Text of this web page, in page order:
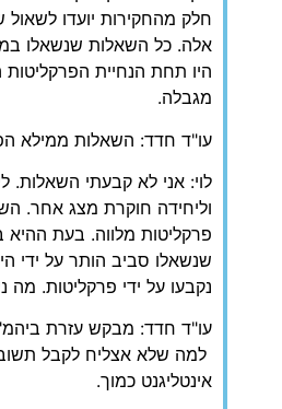
חלק מהחקירות יועדו
אלה. כל השאלות שנשאלו
היו תחת הנחיית הפרקליטות
מגבלה.
עו"ד חדד: השאלות ממילא
לוי: אני לא קבעתי השאלות.
וליחידה חוקרת מצג אחר.
פרקליטות מלווה. בעת
שנשאלו סביב הותר על ידי
נקבעו על ידי פרקליטות. מה
עו"ד חדד: מבקש עזרת
למה שלא אצליח לקבל
אינטליגנט כמוך.